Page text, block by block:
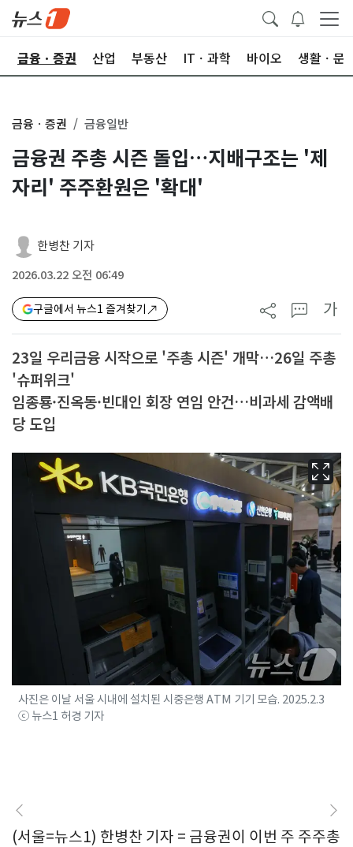
금융ㆍ증권 산업 부동산 ITㆍ과학 바이오 생활ㆍ문
금융ㆍ증권 금융일반
금융권 주총 시즌 돌입…지배구조는 '제
자리' 주주환원은 '확대'
한병찬 기자
2026.03.22 오전 06:49
구글에서 뉴스1 즐겨찾기 가
23일 우리금융 시작으로 '주총 시즌' 개막…26일 주총
'슈퍼위크'
임종룡·진옥동·빈대인 회장 연임 안건…비과세 감액배
당 도입
사진은 이날 서울 시내에 설치된 시중은행 ATM 기기 모습. 2025.2.3
ⓒ 뉴스1 허경 기자
(서울=뉴스1) 한병찬 기자 = 금융권이 이번 주 주주총